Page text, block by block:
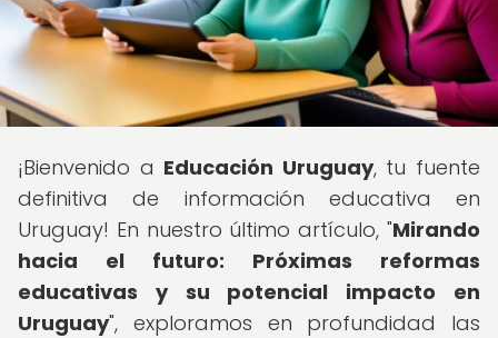
¡Bienvenido a Educación Uruguay, tu fuente
definitiva de información educativa en
Uruguay! En nuestro último artículo, "Mirando
hacia el futuro: Próximas reformas
educativas y su potencial impacto en
Uruguay", exploramos en profundidad las